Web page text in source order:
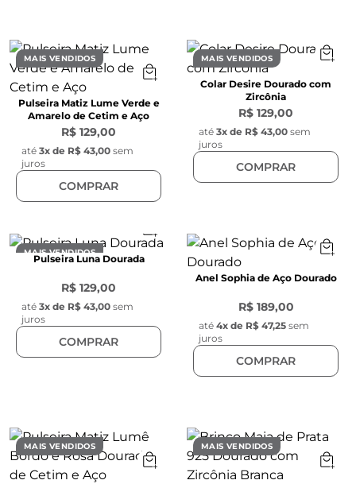
MAIS VENDIDOS
Pulseira Matiz Lume Verde e
Amarelo de Cetim e Aço
R$ 129,00
até 3x de R$ 43,00 sem
juros
COMPRAR
MAIS VENDIDOS
Colar Desire Dourado com
Zircônia
R$ 129,00
até 3x de R$ 43,00 sem
juros
COMPRAR
MAIS VENDIDOS
Pulseira Luna Dourada
R$ 129,00
até 3x de R$ 43,00 sem
juros
COMPRAR
Anel Sophia de Aço Dourado
R$ 189,00
até 4x de R$ 47,25 sem
juros
COMPRAR
MAIS VENDIDOS MAIS VENDIDOS